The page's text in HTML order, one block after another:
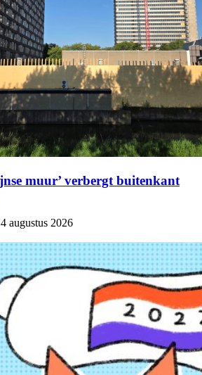
muur’ verbergt buitenkant
4 augustus 2026